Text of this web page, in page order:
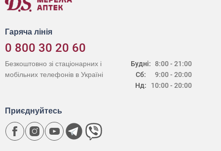
Гаряча лінія
0 800 30 20 60
Будні:
Сб:
Нд:
8:00 - 21:00
9:00 - 20:00
10:00 - 20:00
Безкоштовно зі стаціонарних і
мобільних телефонів в Україні
Приєднуйтесь